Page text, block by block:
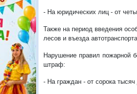
- На юридических лиц - от
Также на период введения
лесов и въезда
Нарушение правил пожарной
штраф:
- На граждан - от сорока